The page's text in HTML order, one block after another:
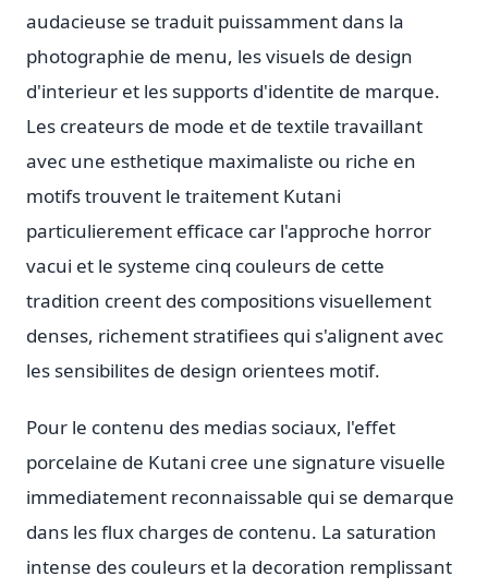
audacieuse se traduit puissamment dans la
photographie de menu, les visuels de design
d'interieur et les supports d'identite de marque.
Les createurs de mode et de textile travaillant
avec une esthetique maximaliste ou riche en
motifs trouvent le traitement Kutani
particulierement efficace car l'approche horror
vacui et le systeme cinq couleurs de cette
tradition creent des compositions visuellement
denses, richement stratifiees qui s'alignent avec
les sensibilites de design orientees motif.
Pour le contenu des medias sociaux, l'effet
porcelaine de Kutani cree une signature visuelle
immediatement reconnaissable qui se demarque
dans les flux charges de contenu. La saturation
intense des couleurs et la decoration remplissant